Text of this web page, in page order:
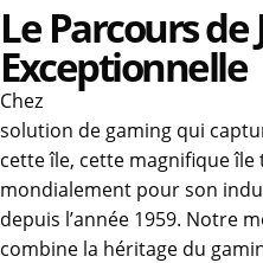
Le Parcours de
Exceptionnelle
Chez
solution de gaming qui
cette île, cette magnifique
mondialement pour son
depuis l’année 1959. Notre
combine la héritage du